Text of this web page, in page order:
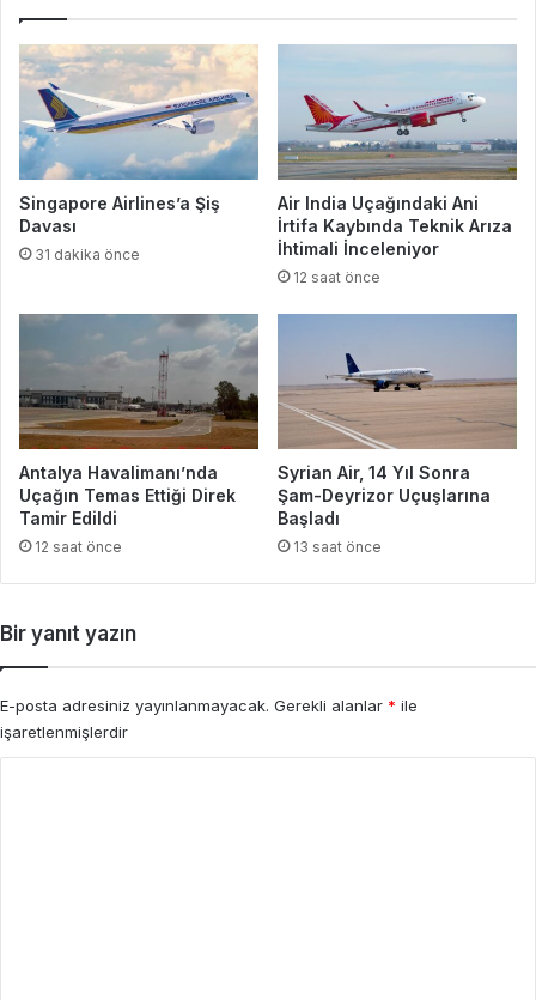
Singapore Airlines’a Şiş
Davası
31 dakika önce
Air India Uçağındaki Ani
İrtifa Kaybında Teknik Arıza
İhtimali İnceleniyor
12 saat önce
Antalya Havalimanı’nda
Uçağın Temas Ettiği Direk
Tamir Edildi
12 saat önce
Syrian Air, 14 Yıl Sonra
Şam-Deyrizor Uçuşlarına
Başladı
13 saat önce
Bir yanıt yazın
E-posta adresiniz yayınlanmayacak. Gerekli alanlar * ile
işaretlenmişlerdir